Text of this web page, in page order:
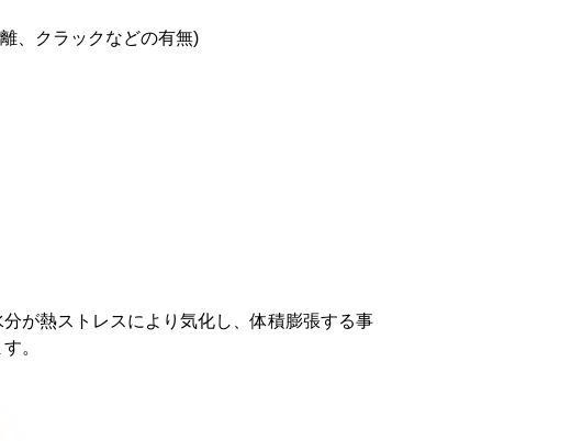
、クラックなどの有無)
が熱ストレスにより気化し、体積膨張する事
。